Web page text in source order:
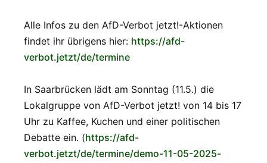
Alle Infos zu den AfD-Verbot jetzt!-Aktionen
findet ihr übrigens hier: https://afd-
verbot.jetzt/de/termine
In Saarbrücken lädt am Sonntag (11.5.) die
Lokalgruppe von AfD-Verbot jetzt! von 14 bis 17
Uhr zu Kaffee, Kuchen und einer politischen
Debatte ein. (https://afd-
verbot.jetzt/de/termine/demo-11-05-2025-